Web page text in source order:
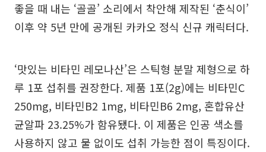
좋을 때 내는 ‘골골’ 소리에서 착안해 제작된 ‘춘식이’
이후 약 5년 만에 공개된 카카오 정식 신규 캐릭터다.
‘맛있는 비타민 레모나산’은 스틱형 분말 제형으로 하
루 1포 섭취를 권장한다. 제품 1포(2g)에는 비타민C
250mg, 비타민B2 1mg, 비타민B6 2mg, 혼합유산
균알파 23.25%가 함유됐다. 이 제품은 인공 색소를
사용하지 않고 물 없이도 섭취 가능한 점이 특징이다.